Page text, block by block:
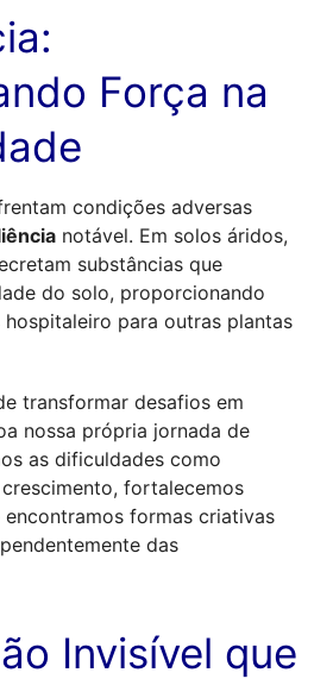
Força na
condições adversas
notável. Em solos áridos,
substâncias que
do solo, proporcionando
hospitaleiro para outras plantas
transformar desafios em
nossa própria jornada de
as dificuldades como
fortalecemos
encontramos formas criativas
das
Invisível que